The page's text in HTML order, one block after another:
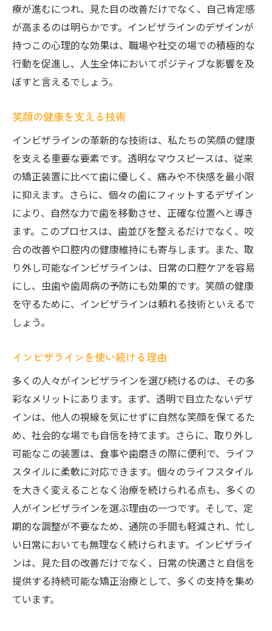
療が進むにつれ、見た目の改善だけでなく、自己肯定感
が高まるのは明らかです。インビザラインのデザインが
持つこの心理的な効果は、職場や社交の場での積極的な
行動を促進し、人生全体においてポジティブな影響を及
ぼすと言えるでしょう。
笑顔の健康を支える技術
インビザラインの革新的な技術は、私たちの笑顔の健康
を支える重要な要素です。透明なマウスピースは、従来
の矯正装置に比べて歯に優しく、痛みや不快感を最小限
に抑えます。さらに、個々の歯にフィットするデザイン
により、自然な力で歯を移動させ、正確な位置へと導き
ます。このプロセスは、歯並びを整えるだけでなく、咬
合の改善や口腔内の健康維持にも寄与します。また、取
り外し可能なインビザラインは、日常の口腔ケアを容易
にし、虫歯や歯周病の予防にも効果的です。笑顔の健康
を守るために、インビザラインは頼れる技術といえるで
しょう。
インビザラインを使い続ける理由
多くの人々がインビザラインを選び続けるのは、その多
彩なメリットにあります。まず、透明で目立たないデザ
インは、他人の視線を気にせずに自然な笑顔を保てるた
め、社会的な場でも自信を持てます。さらに、取り外し
可能なこの装置は、食事や歯磨きの際に便利で、ライフ
スタイルに柔軟に対応できます。個々のライフスタイル
を大きく変えることなく治療を続けられる点も、多くの
人がインビザラインを選ぶ理由の一つです。そして、定
期的な調整が不要なため、通院の手間も軽減され、忙し
い日常においても無理なく続けられます。インビザライ
ンは、見た目の改善だけでなく、日常の快適さと自信を
提供する持続可能な矯正治療として、多くの支持を集め
ています。